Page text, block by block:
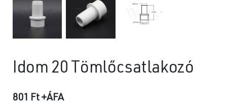
Idom 20 Tömlőcsatlakozó
801 Ft+ÁFA